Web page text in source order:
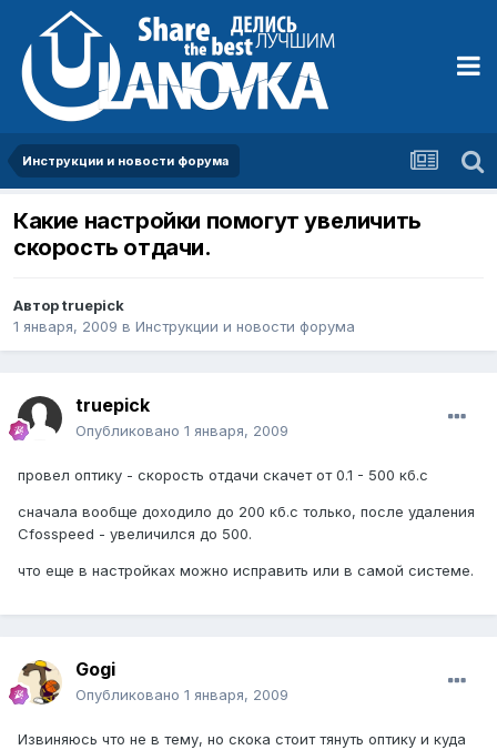
Инструкции и новости форума
Какие настройки помогут увеличить
скорость отдачи.
Авторtruepick
1 января, 2009 в Инструкции и новости форума
truepick
Опубликовано 1 января, 2009
провел оптику - скорость отдачи скачет от 0.1 - 500 кб.с
сначала вообще доходило до 200 кб.с только, после удаления
Cfosspeed - увеличился до 500.
что еще в настройках можно исправить или в самой системе.
Gogi
Опубликовано 1 января, 2009
Извиняюсь что не в тему, но скока стоит тянуть оптику и куда